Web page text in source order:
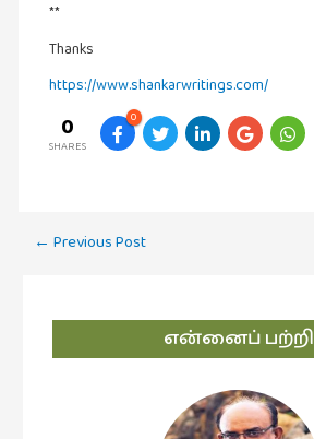
வாசிப்பில்
விமர்சனம்
**
Thanks
https://www.shankarwritings.com/
0
SHARES
0
Post
← Previous Post
என்னைப் பற்றி